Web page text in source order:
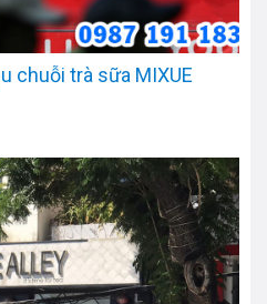
chuỗi trà sữa MIXUE